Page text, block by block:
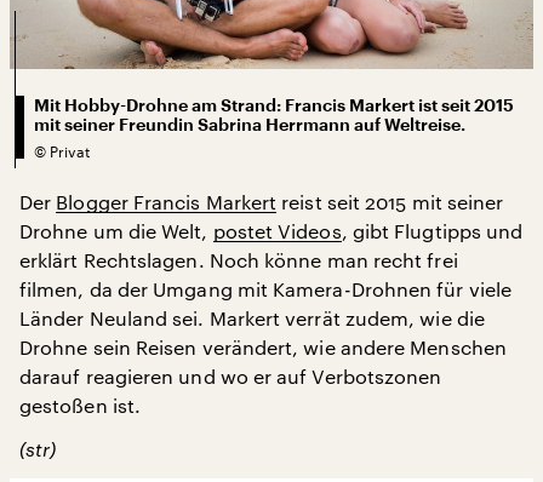
Mit Hobby-Drohne am Strand: Francis Markert ist seit 2015
mit seiner Freundin Sabrina Herrmann auf Weltreise.
© Privat
Der Blogger Francis Markert reist seit 2015 mit seiner
Drohne um die Welt, postet Videos, gibt Flugtipps und
erklärt Rechtslagen. Noch könne man recht frei
filmen, da der Umgang mit Kamera-Drohnen für viele
Länder Neuland sei. Markert verrät zudem, wie die
Drohne sein Reisen verändert, wie andere Menschen
darauf reagieren und wo er auf Verbotszonen
gestoßen ist.
(str)